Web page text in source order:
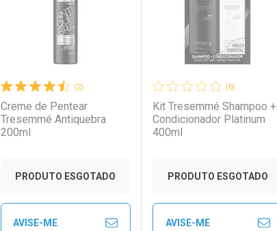
Ver Desconto Convênio Ver Desconto Convênio
(2)
Creme de Pentear
Tresemmé Antiquebra
200ml
PRODUTO ESGOTADO
AVISE-ME
(0)
Kit Tresemmé Shampoo +
Condicionador Platinum
400ml
PRODUTO ESGOTADO
AVISE-ME